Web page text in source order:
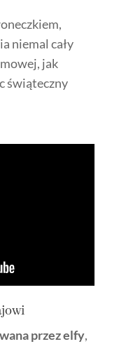
niemal cały
jak
świąteczny
przez elfy,